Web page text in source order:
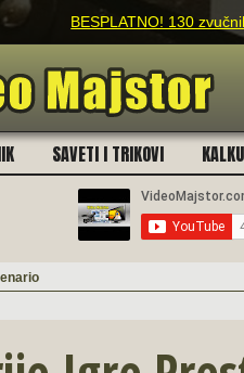
SAVETI I TRIKOVI